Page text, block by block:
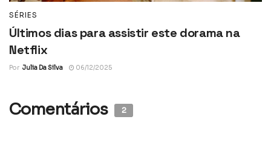
SÉRIES
Últimos dias para assistir este dorama na
Netflix
Por Julia Da Silva 06/12/2025
Comentários 2